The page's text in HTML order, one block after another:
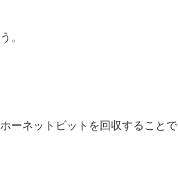
。
ーネットビットを回収することで